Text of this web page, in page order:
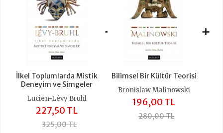
İlkel Toplumlarda Mistik
Deneyim ve Simgeler
Lucien-Lévy Bruhl
227,50 TL
325,00 TL
+
Bilimsel Bir Kültür Teorisi
Bronislaw Malinowski
196,00 TL
280,00 TL
+